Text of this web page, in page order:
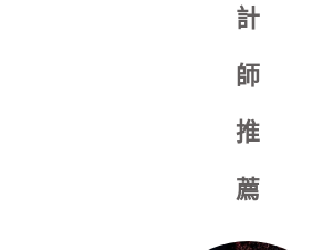
計
師
推
薦